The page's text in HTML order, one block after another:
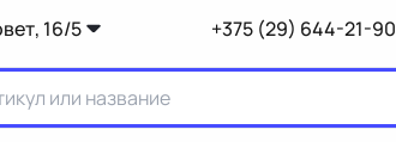
16/5 +375 (29) 644-21-90